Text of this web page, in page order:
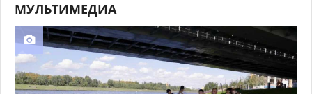
МУЛЬТИМЕДИА